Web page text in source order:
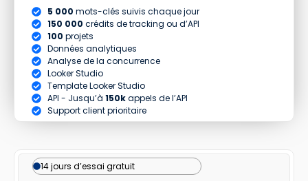
5 000 mots-clés suivis chaque jour
150 000 crédits de tracking ou d’API
100 projets
Données analytiques
Analyse de la concurrence
Looker Studio
Template Looker Studio
API - Jusqu’à 150kappels de l’API
Support client prioritaire
14 jours d’essai gratuit